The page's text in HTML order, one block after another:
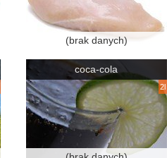
(brak danych)
coca-cola
2l